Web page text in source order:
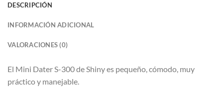
DESCRIPCIÓN
INFORMACIÓN ADICIONAL
VALORACIONES (0)
El Mini Dater S-300 de Shiny es pequeño, cómodo, muy
práctico y manejable.